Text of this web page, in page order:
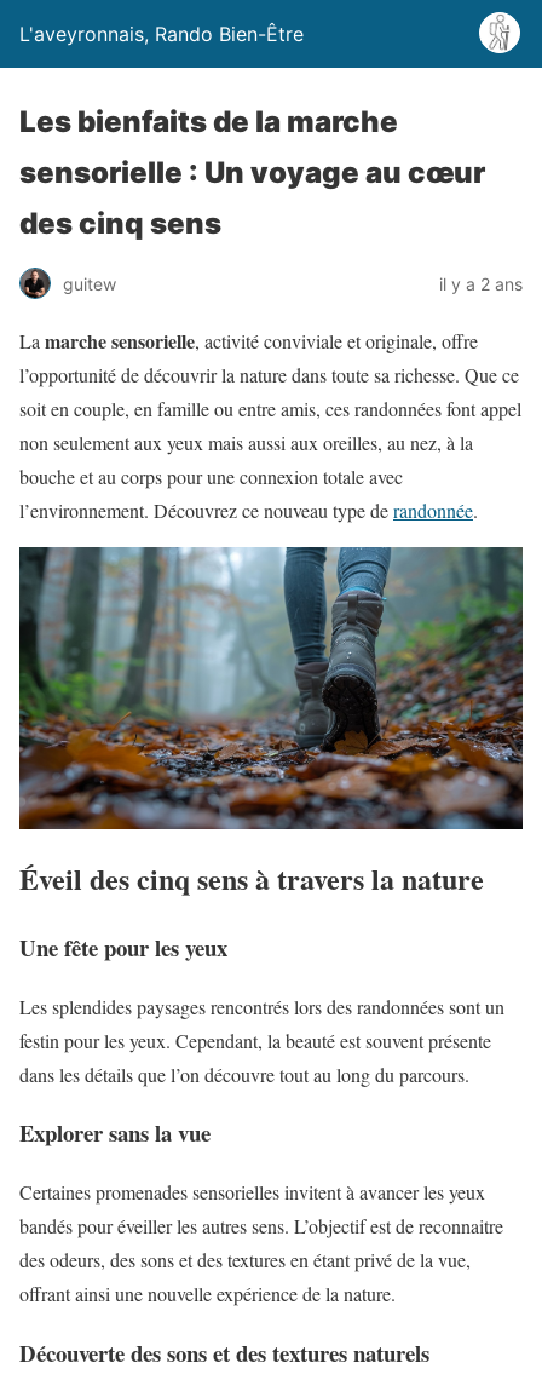
L'aveyronnais, Rando Bien-Être
Les bienfaits de la marche
sensorielle : Un voyage au cœur
des cinq sens
guitew il y a 2 ans
La marche sensorielle, activité conviviale et originale, offre
l’opportunité de découvrir la nature dans toute sa richesse. Que ce
soit en couple, en famille ou entre amis, ces randonnées font appel
non seulement aux yeux mais aussi aux oreilles, au nez, à la
bouche et au corps pour une connexion totale avec
l’environnement. Découvrez ce nouveau type derandonnée.
Éveil des cinq sens à travers la nature
Une fête pour les yeux
Les splendides paysages rencontrés lors des randonnées sont un
festin pour les yeux. Cependant, la beauté est souvent présente
dans les détails que l’on découvre tout au long du parcours.
Explorer sans la vue
Certaines promenades sensorielles invitent à avancer les yeux
bandés pour éveiller les autres sens. L’objectif est de reconnaitre
des odeurs, des sons et des textures en étant privé de la vue,
offrant ainsi une nouvelle expérience de la nature.
Découverte des sons et des textures naturels